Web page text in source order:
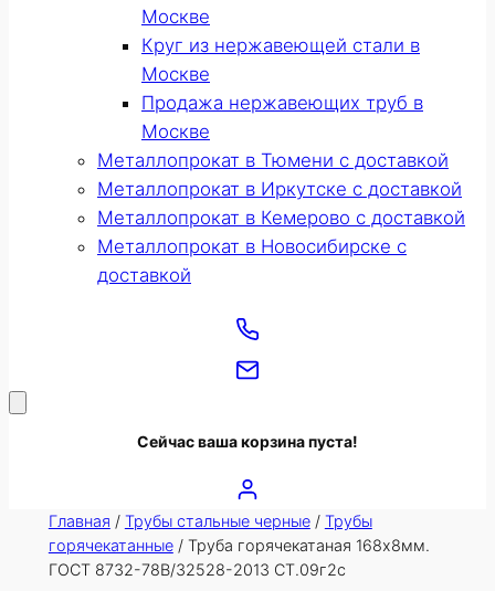
Москве
Круг из нержавеющей стали в
Москве
Продажа нержавеющих труб в
Москве
Металлопрокат в Тюмени с доставкой
Металлопрокат в Иркутске с доставкой
Металлопрокат в Кемерово с доставкой
Металлопрокат в Новосибирске с
доставкой
Сейчас ваша корзина пуста!
Главная / Трубы стальные черные/ Трубы
горячекатанные/ Труба горячекатаная 168х8мм.
ГОСТ 8732-78В/32528-2013 СТ.09г2с